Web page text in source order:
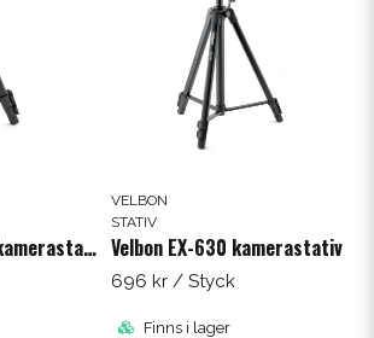
Velbon EX-Macro kamerastativ
VELBON
STATIV
Velbon EX-630 kamerastativ
696 kr / Styck
Finns i lager